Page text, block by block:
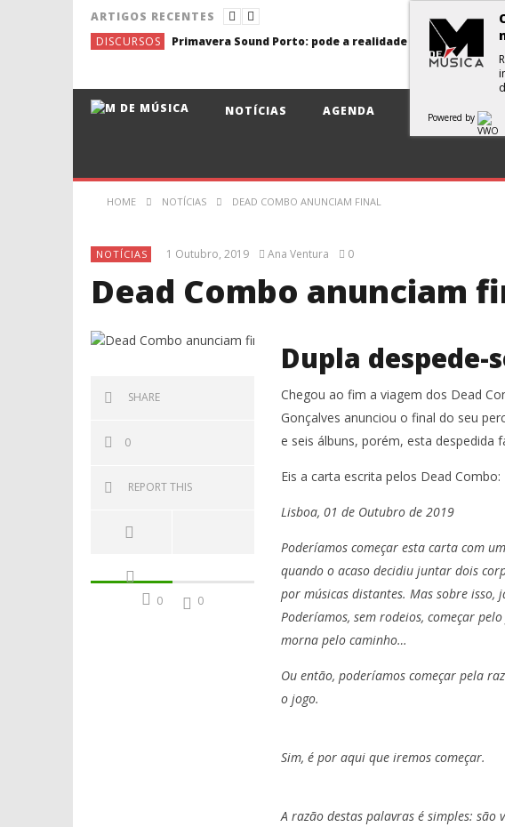
ARTIGOS RECENTES
DISCURSOS
NOTÍCIAS AGENDA DISCOS
HOME NOTÍCIAS DEAD COMBO ANUNCIAM FINAL
NOTÍCIAS 1 Outubro, 2019 Ana Ventura 0
Dead Combo anunciam
SHARE
0
REPORT THIS
0 0
Dupla despede-
Chegou ao fim a viagem dos Dead
Gonçalves anunciou o final do seu
e seis álbuns, porém, esta despedida
Eis a carta escrita pelos Dead Combo:
Lisboa, 01 de Outubro de 2019
Poderíamos começar esta carta com
quando o acaso decidiu juntar dois
por músicas distantes. Mas sobre isso,
Poderíamos, sem rodeios, começar
morna pelo caminho…
Ou então, poderíamos começar pela
o jogo.
Sim, é por aqui que iremos começar.
A razão destas palavras é simples: são
Powered by